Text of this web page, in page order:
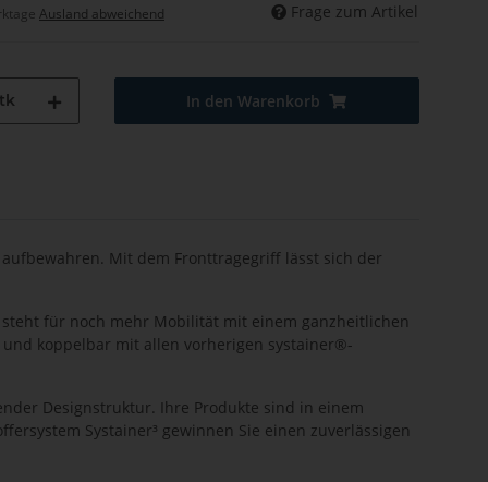
Ausland abweichend Frage zum Artikel
In den Warenkorb
Mit dem Fronttragegriff lässt sich der
für noch mehr Mobilität mit einem ganzheitlichen
koppelbar mit allen vorherigen systainer®-
Designstruktur. Ihre Produkte sind in einem
Systainer³ gewinnen Sie einen zuverlässigen